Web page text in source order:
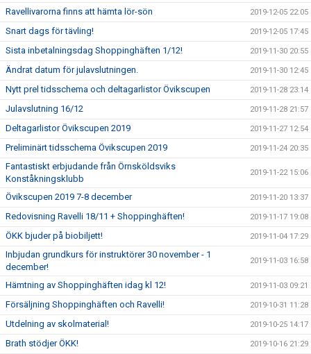
Ravellivarorna finns att hämta lör-sön 2019-12-05 22:05
Snart dags för tävling! 2019-12-05 17:45
Sista inbetalningsdag Shoppinghäften 1/12! 2019-11-30 20:55
Ändrat datum för julavslutningen. 2019-11-30 12:45
Nytt prel tidsschema och deltagarlistor Övikscupen 2019-11-28 23:14
Julavslutning 16/12 2019-11-28 21:57
Deltagarlistor Övikscupen 2019 2019-11-27 12:54
Preliminärt tidsschema Övikscupen 2019 2019-11-24 20:35
Fantastiskt erbjudande från Örnsköldsviks
Konståkningsklubb
2019-11-22 15:06
Övikscupen 2019 7-8 december 2019-11-20 13:37
Redovisning Ravelli 18/11 + Shoppinghäften! 2019-11-17 19:08
ÖKK bjuder på biobiljett! 2019-11-04 17:29
Inbjudan grundkurs för instruktörer 30 november - 1
december!
2019-11-03 16:58
Hämtning av Shoppinghäften idag kl 12! 2019-11-03 09:21
Försäljning Shoppinghäften och Ravelli! 2019-10-31 11:28
Utdelning av skolmaterial! 2019-10-25 14:17
Brath stödjer ÖKK! 2019-10-16 21:29